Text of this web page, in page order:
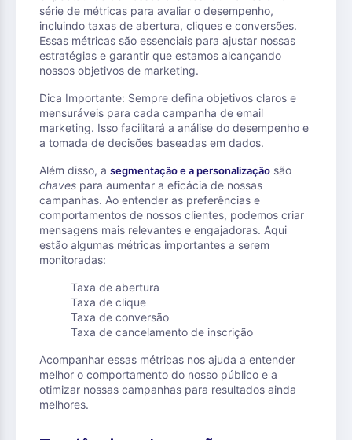
série de métricas para avaliar o desempenho,
incluindo taxas de abertura, cliques e conversões.
Essas métricas são essenciais para ajustar nossas
estratégias e garantir que estamos alcançando
nossos objetivos de marketing.
Dica Importante: Sempre defina objetivos claros e
mensuráveis para cada campanha de email
marketing. Isso facilitará a análise do desempenho e
a tomada de decisões baseadas em dados.
Além disso, a segmentação e a personalização são
chaves para aumentar a eficácia de nossas
campanhas. Ao entender as preferências e
comportamentos de nossos clientes, podemos criar
mensagens mais relevantes e engajadoras. Aqui
estão algumas métricas importantes a serem
monitoradas:
Taxa de abertura
Taxa de clique
Taxa de conversão
Taxa de cancelamento de inscrição
Acompanhar essas métricas nos ajuda a entender
melhor o comportamento do nosso público e a
otimizar nossas campanhas para resultados ainda
melhores.